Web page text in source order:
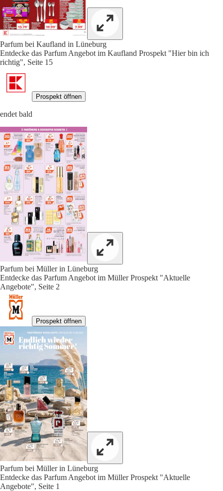
Parfum bei Kaufland in Lüneburg
Entdecke das Parfum Angebot im Kaufland Prospekt "Hier bin ich
richtig", Seite 15
Prospekt öffnen
endet bald
Parfum bei Müller in Lüneburg
Entdecke das Parfum Angebot im Müller Prospekt "Aktuelle
Angebote", Seite 2
Prospekt öffnen
Parfum bei Müller in Lüneburg
Entdecke das Parfum Angebot im Müller Prospekt "Aktuelle
Angebote", Seite 1